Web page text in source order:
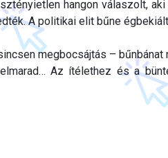
hangon válaszolt,
A politikai elit bűne
megbocsájtás –
Az ítélethez és a